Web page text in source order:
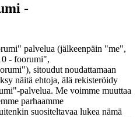
-
palvelua (jälkeenpäin "me",
- foorumi",
sitoudut noudattamaan
näitä ehtoja, älä rekisteröidy
palvelua. Me voimme muuttaa
parhaamme
suositeltavaa lukea nämä